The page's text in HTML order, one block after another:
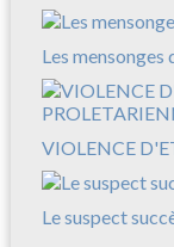
Les
VIOLENCE
Le suspect